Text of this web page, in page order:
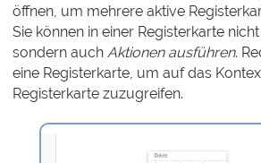
öffnen, um mehrere aktive
Sie können in einer Registerkarte
sondern auch Aktionen ausführen.
eine Registerkarte, um auf das
Registerkarte zuzugreifen.